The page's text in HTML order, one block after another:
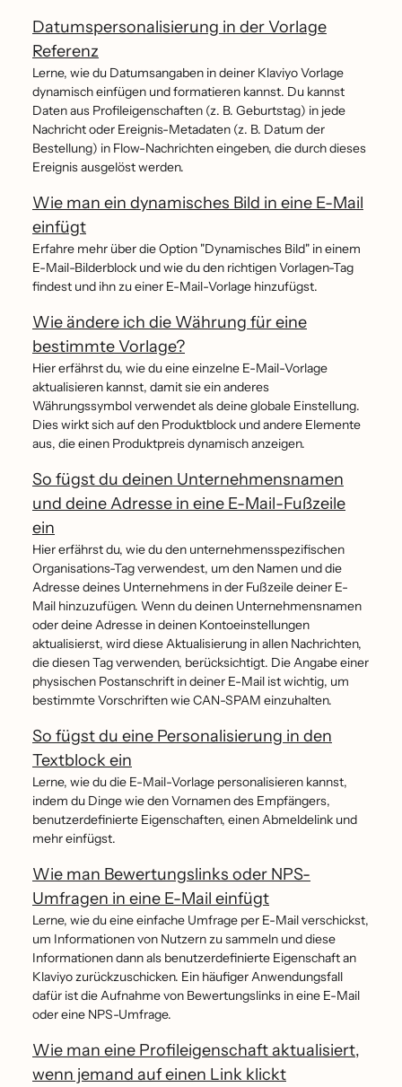
Datumspersonalisierung in der Vorlage
Referenz
Lerne, wie du Datumsangaben in deiner Klaviyo Vorlage
dynamisch einfügen und formatieren kannst. Du kannst
Daten aus Profileigenschaften (z. B. Geburtstag) in jede
Nachricht oder Ereignis-Metadaten (z. B. Datum der
Bestellung) in Flow-Nachrichten eingeben, die durch dieses
Ereignis ausgelöst werden.
Wie man ein dynamisches Bild in eine E-Mail
einfügt
Erfahre mehr über die Option "Dynamisches Bild" in einem
E-Mail-Bilderblock und wie du den richtigen Vorlagen-Tag
findest und ihn zu einer E-Mail-Vorlage hinzufügst.
Wie ändere ich die Währung für eine
bestimmte Vorlage?
Hier erfährst du, wie du eine einzelne E-Mail-Vorlage
aktualisieren kannst, damit sie ein anderes
Währungssymbol verwendet als deine globale Einstellung.
Dies wirkt sich auf den Produktblock und andere Elemente
aus, die einen Produktpreis dynamisch anzeigen.
So fügst du deinen Unternehmensnamen
und deine Adresse in eine E-Mail-Fußzeile
ein
Hier erfährst du, wie du den unternehmensspezifischen
Organisations-Tag verwendest, um den Namen und die
Adresse deines Unternehmens in der Fußzeile deiner E-
Mail hinzuzufügen. Wenn du deinen Unternehmensnamen
oder deine Adresse in deinen Kontoeinstellungen
aktualisierst, wird diese Aktualisierung in allen Nachrichten,
die diesen Tag verwenden, berücksichtigt. Die Angabe einer
physischen Postanschrift in deiner E-Mail ist wichtig, um
bestimmte Vorschriften wie CAN-SPAM einzuhalten.
So fügst du eine Personalisierung in den
Textblock ein
Lerne, wie du die E-Mail-Vorlage personalisieren kannst,
indem du Dinge wie den Vornamen des Empfängers,
benutzerdefinierte Eigenschaften, einen Abmeldelink und
mehr einfügst.
Wie man Bewertungslinks oder NPS-
Umfragen in eine E-Mail einfügt
Lerne, wie du eine einfache Umfrage per E-Mail verschickst,
um Informationen von Nutzern zu sammeln und diese
Informationen dann als benutzerdefinierte Eigenschaft an
Klaviyo zurückzuschicken. Ein häufiger Anwendungsfall
dafür ist die Aufnahme von Bewertungslinks in eine E-Mail
oder eine NPS-Umfrage.
Wie man eine Profileigenschaft aktualisiert,
wenn jemand auf einen Link klickt